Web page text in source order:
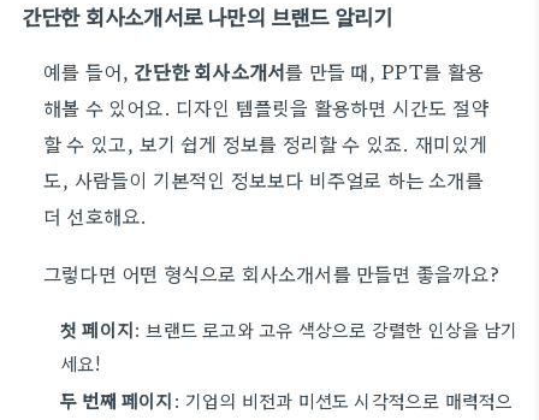
간단한 회사소개서로 나만의 브랜드 알리기
예를 들어, 간단한 회사소개서를 만들 때, PPT를 활용
해볼 수 있어요. 디자인 템플릿을 활용하면 시간도 절약
할 수 있고, 보기 쉽게 정보를 정리할 수 있죠. 재미있게
도, 사람들이 기본적인 정보보다 비주얼로 하는 소개를
더 선호해요.
그렇다면 어떤 형식으로 회사소개서를 만들면 좋을까요?
첫 페이지: 브랜드 로고와 고유 색상으로 강렬한 인상을 남기
세요!
두 번째 페이지: 기업의 비전과 미션도 시각적으로 매력적으